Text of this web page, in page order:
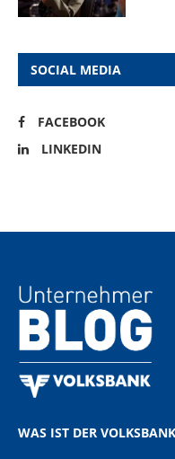
SOCIAL MEDIA
FACEBOOK
LINKEDIN
WAS IST DER